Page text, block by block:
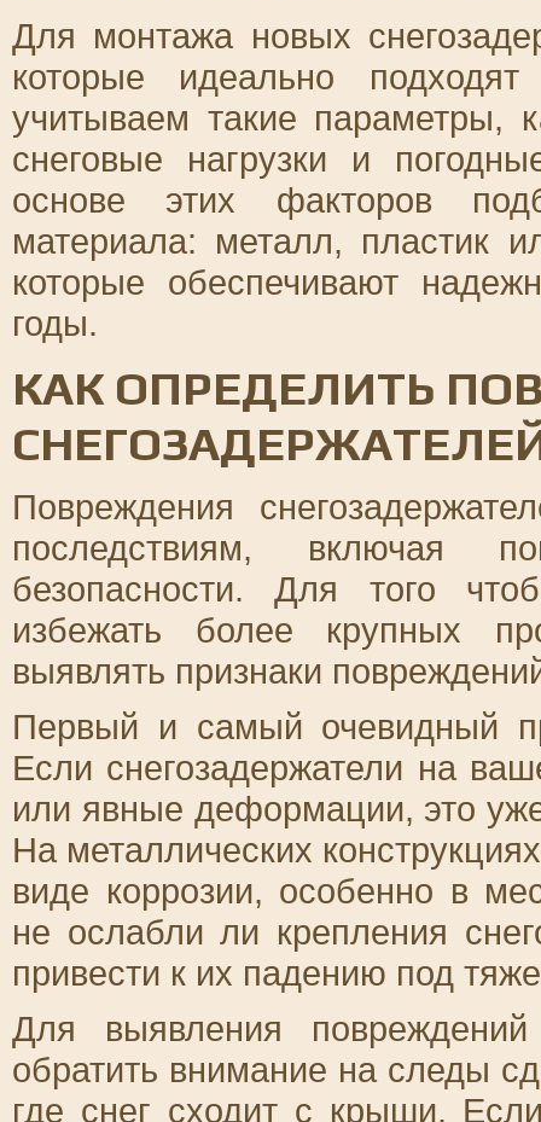
Для монтажа новых
которые идеально
учитываем такие параметры,
снеговые нагрузки и
основе этих факторов
материала: металл, пластик
которые обеспечивают
годы.
КАК ОПРЕДЕЛИТЬ
Повреждения
последствиям, включая
безопасности. Для того
избежать более крупных
выявлять признаки
Первый и самый очевидный
Если снегозадержатели на
или явные деформации, это
На металлических
виде коррозии, особенно в
не ослабли ли крепления
привести к их падению под
Для выявления повреждений
обратить внимание на следы
где снег сходит с крыши.